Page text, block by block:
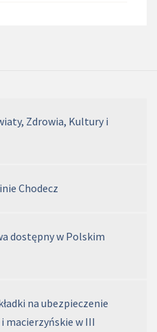
Zdrowia, Kultury i
Chodecz
dostępny w Polskim
na ubezpieczenie
macierzyńskie w III